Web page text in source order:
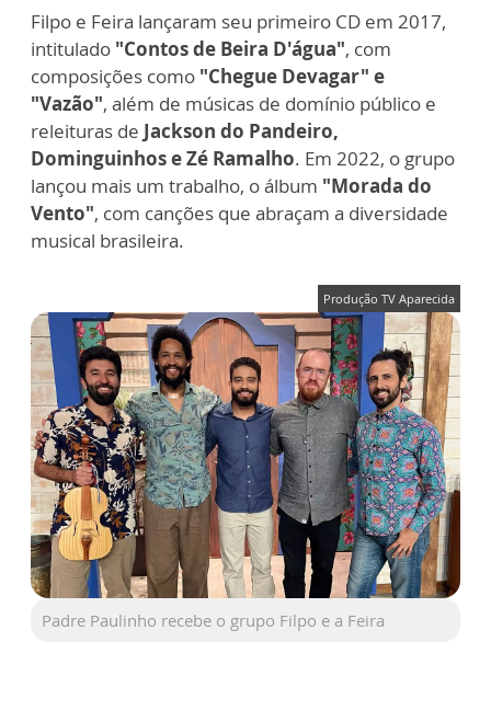
Filpo e Feira lançaram seu primeiro CD em 2017,
intitulado "Contos de Beira D'água", com
composições como "Chegue Devagar" e
"Vazão", além de músicas de domínio público e
releituras de Jackson do Pandeiro,
Dominguinhos e Zé Ramalho. Em 2022, o grupo
lançou mais um trabalho, o álbum "Morada do
Vento", com canções que abraçam a diversidade
musical brasileira.
Produção TV Aparecida
Padre Paulinho recebe o grupo Filpo e a Feira